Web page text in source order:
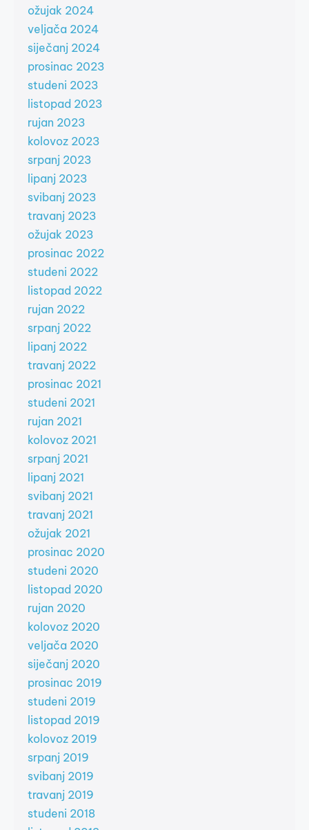
ožujak 2024
veljača 2024
siječanj 2024
prosinac 2023
studeni 2023
listopad 2023
rujan 2023
kolovoz 2023
srpanj 2023
lipanj 2023
svibanj 2023
travanj 2023
ožujak 2023
prosinac 2022
studeni 2022
listopad 2022
rujan 2022
srpanj 2022
lipanj 2022
travanj 2022
prosinac 2021
studeni 2021
rujan 2021
kolovoz 2021
srpanj 2021
lipanj 2021
svibanj 2021
travanj 2021
ožujak 2021
prosinac 2020
studeni 2020
listopad 2020
rujan 2020
kolovoz 2020
veljača 2020
siječanj 2020
prosinac 2019
studeni 2019
listopad 2019
kolovoz 2019
srpanj 2019
svibanj 2019
travanj 2019
studeni 2018